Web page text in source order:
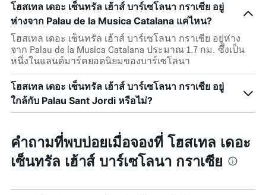
โฮสเทล เดอะ เซ็นทรัล เฮ้าส์ บาร์เซโลนา กราเซีย อยู่
ห่างจาก Palau de la Musica Catalana แค่ไหน?
โฮสเทล เดอะ เซ็นทรัล เฮ้าส์ บาร์เซโลนา กราเซีย อยู่ห่าง
จาก Palau de la Musica Catalana ประมาณ 1.7 กม. ซึ่งเป็น
หนึ่งในแลนด์มาร์คยอดนิยมของบาร์เซโลนา
โฮสเทล เดอะ เซ็นทรัล เฮ้าส์ บาร์เซโลนา กราเซีย อยู่
ใกล้กับ Palau Sant Jordi หรือไม่?
คำถามที่พบบ่อยเมื่อจองที่ โฮสเทล เดอะ
เซ็นทรัล เฮ้าส์ บาร์เซโลนา กราเซีย